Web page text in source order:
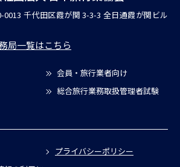
0013 千代田区霞が関 3-3-3 全日通霞が関ビル
局一覧はこちら
会員・旅行業者向け
総合旅行業務取扱管理者試験
プライバシーポリシー